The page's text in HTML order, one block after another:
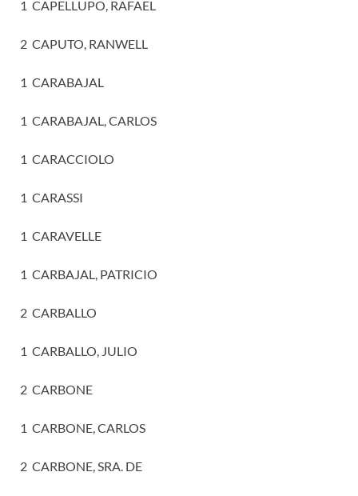
1 CAPELLUPO, RAFAEL
2 CAPUTO, RANWELL
1 CARABAJAL
1 CARABAJAL, CARLOS
1 CARACCIOLO
1 CARASSI
1 CARAVELLE
1 CARBAJAL, PATRICIO
2 CARBALLO
1 CARBALLO, JULIO
2 CARBONE
1 CARBONE, CARLOS
2 CARBONE, SRA. DE